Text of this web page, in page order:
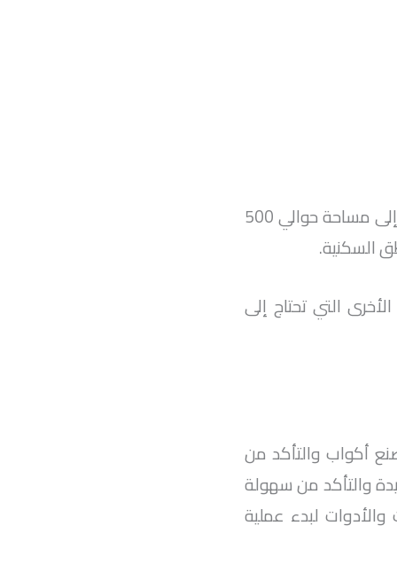
، فأنت بحاجة إلى مساحة حوالي 500
السكنية.
التي تحتاج إلى
أكواب والتأكد من
والتأكد من سهولة
لبدء عملية